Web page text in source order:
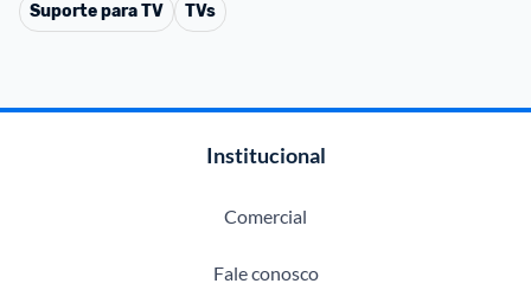
Suporte para TV
TVs
Institucional
Comercial
Fale conosco